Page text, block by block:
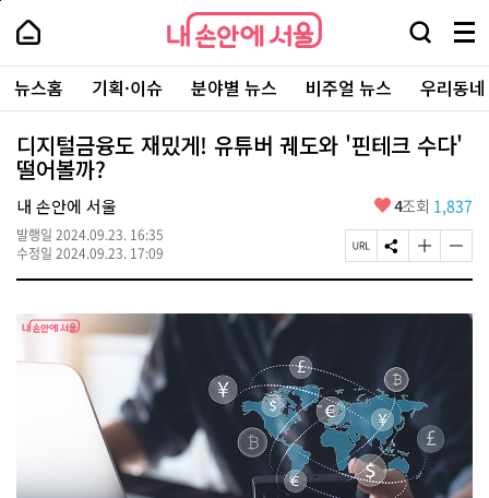
본
로
가
내
손
안
에
서
울
-
서
울
시
대
표
소
통
포
내
손
에
울
검
창
열
기
메
뉴
전
체
보
기
주
요
서
뉴스홈 기획·이슈 분야별 뉴스 비주얼 뉴스 우리동
디지털금융도 재밌게! 유튜버 궤도와 '핀테크 수다'
떨어볼까?
내 손안에 서울
발행일 2024.09.23. 16:35
수정일 2024.09.23. 17:09
좋
요
4조회 1,837
페
이
U
사
S
N
공
기
글
자
기
하
기
글
자
기
작
페
상
단
로